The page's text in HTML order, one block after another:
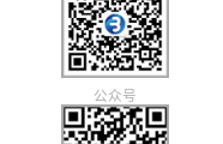
公众号